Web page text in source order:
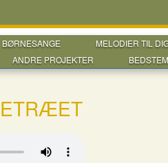
BØRNESANGE
MELODIER TIL
ANDRE PROJEKTER